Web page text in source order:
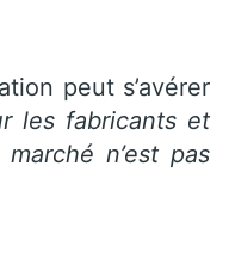
peut s’avérer
les fabricants et
n’est pas